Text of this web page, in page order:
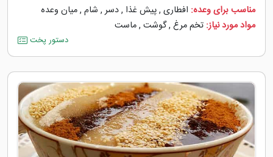
مناسب برای وعده: افطاری ,پیش غذا ,دسر, شام ,میان وعده
مواد مورد نیاز: تخم مرغ ,گوشت ,ماست
دستور پخت